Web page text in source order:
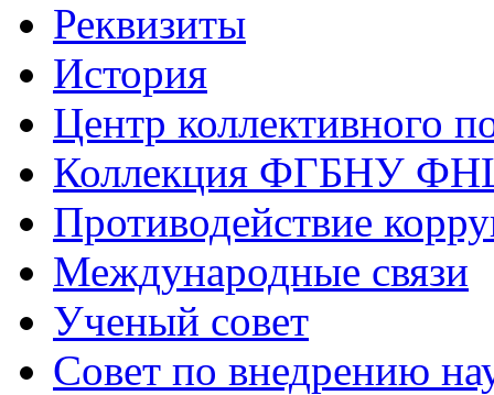
Реквизиты
История
Центр коллективного
Коллекция ФГБНУ
Противодействие
Международные связи
Ученый совет
Совет по внедрению